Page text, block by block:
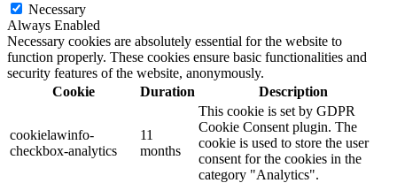
Necessary
Always Enabled
Necessary cookies are absolutely essential for the website to
function properly. These cookies ensure basic functionalities and
security features of the website, anonymously.
Cookie
Duration Description
cookielawinfo-
checkbox-analytics
11
months
This cookie is set by GDPR
Cookie Consent plugin. The
cookie is used to store the user
consent for the cookies in the
category "Analytics".